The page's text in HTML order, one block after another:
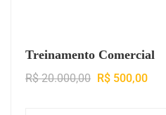
Treinamento Comercial
R$20.000,00 R$ 500,00